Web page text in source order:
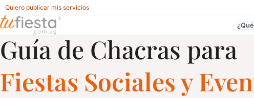
Quiero publicar mis servicios
Chacras para Fiestas y Eventos en Ruta 101, Barros Blancos,
Guía de Chacras para
Fiestas Sociales y